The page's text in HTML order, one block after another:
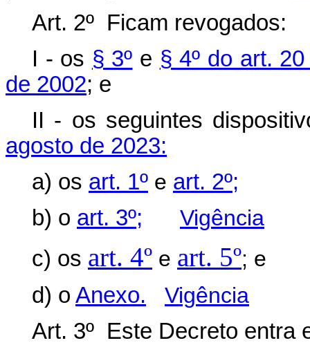
Art. 2º Ficam revogados:
I - os § 3º e § 4º do art.
de 2002; e
II - os seguintes
agosto de 2023:
a) os art. 1º e art. 2º;
b) o art. 3º;
Vigência
c) os art. 4º e art. 5º; e
d) o Anexo.
Vigência
Art. 3º Este Decreto entra